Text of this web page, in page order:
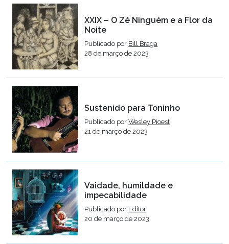
XXIX – O Zé Ninguém e a Flor da
Noite
Publicado por Bill Braga
28 de março de 2023
Sustenido para Toninho
Publicado porWesley Pioest
21 de março de 2023
Vaidade, humildade e
impecabilidade
Publicado por Editor
20 de março de 2023